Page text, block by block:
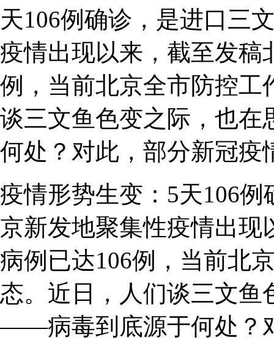
天106例确诊，是进口三
疫情出现以来，截至发稿
例，当前北京全市防控工
谈三文鱼色变之际，也
何处？对此，部分新冠疫
疫情形势生变：5天106
京新发地聚集性疫情出现
病例已达106例，当前北
态。近日，人们谈三文
——病毒到底源于何处？